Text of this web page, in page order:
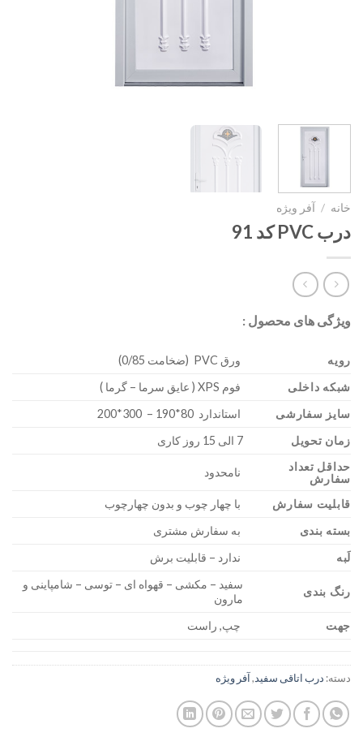
خانه / آفر ویژه
درب PVC کد 91
ویژگی های محصول :
رویه
ورق PVC (ضخامت 0/85)
شبکه داخلی
فوم XPS ( عایق سرما – گرما )
سایز سفارشی
استاندارد 80*190 – 300*200
زمان تحویل
7 الی 15 روز کاری
حداقل تعداد
سفارش
نامحدود
قابلیت سفارش
با چهار چوب و بدون چهارچوب
بسته بندی
به سفارش مشتری
لَبه
ندارد – قابلیت برش
رنگ بندی
سفید – مکشی – قهواه ای – توسی – شامپاینی و
مارون
جهت
چپ, راست
دسته: درب اتاقی سفید,آفر ویژه